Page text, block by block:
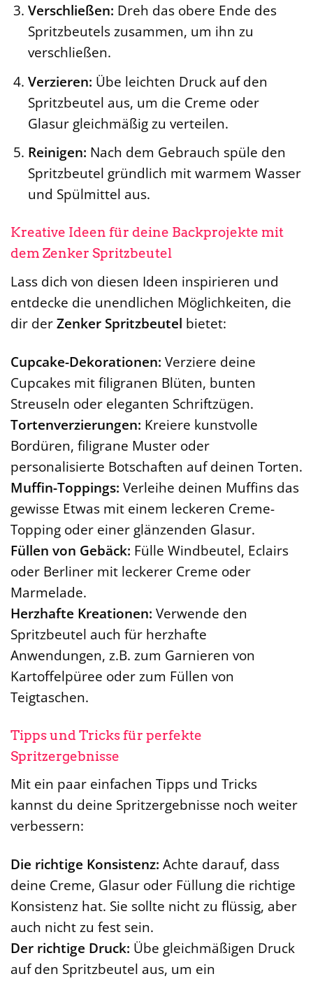
Verschließen: Dreh das obere Ende des
Spritzbeutels zusammen, um ihn zu
verschließen.
Verzieren: Übe leichten Druck auf den
Spritzbeutel aus, um die Creme oder
Glasur gleichmäßig zu verteilen.
Reinigen: Nach dem Gebrauch spüle den
Spritzbeutel gründlich mit warmem Wasser
und Spülmittel aus.
Kreative Ideen für deine Backprojekte mit
dem Zenker Spritzbeutel
Lass dich von diesen Ideen inspirieren und
entdecke die unendlichen Möglichkeiten, die
dir derZenker Spritzbeutel bietet:
Cupcake-Dekorationen: Verziere deine
Cupcakes mit filigranen Blüten, bunten
Streuseln oder eleganten Schriftzügen.
Tortenverzierungen: Kreiere kunstvolle
Bordüren, filigrane Muster oder
personalisierte Botschaften auf deinen Torten.
Muffin-Toppings: Verleihe deinen Muffins das
gewisse Etwas mit einem leckeren Creme-
Topping oder einer glänzenden Glasur.
Füllen von Gebäck: Fülle Windbeutel, Eclairs
oder Berliner mit leckerer Creme oder
Marmelade.
Herzhafte Kreationen: Verwende den
Spritzbeutel auch für herzhafte
Anwendungen, z.B. zum Garnieren von
Kartoffelpüree oder zum Füllen von
Teigtaschen.
Tipps und Tricks für perfekte
Spritzergebnisse
Mit ein paar einfachen Tipps und Tricks
kannst du deine Spritzergebnisse noch weiter
verbessern:
Die richtige Konsistenz: Achte darauf, dass
deine Creme, Glasur oder Füllung die richtige
Konsistenz hat. Sie sollte nicht zu flüssig, aber
auch nicht zu fest sein.
Der richtige Druck: Übe gleichmäßigen Druck
auf den Spritzbeutel aus, um ein